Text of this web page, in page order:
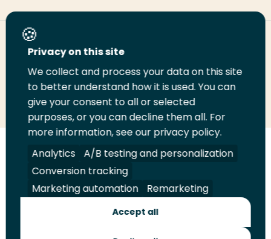
Deel deze pagina
Deel
LinkedIn
Deel
op
Twitter
Deel
op
Facebook
Email
deze
pagina
Print
deze
pagina
Volg
ons
op
LinkedIn
Volg
ons
op
Facebook
Volg
ons
op
YouTube
Volg
ons
op
Instagram
Juridisch Security A-Z Index
Contact
Privacy on this site
We collect and process your data on this site
to better understand how it is used. You can
give your consent to all or selected
purposes, or you can decline them all. For
more information, see our privacy policy.
Analytics
A/B testing and personalization
Conversion tracking
Marketing automation
Remarketing
Accept all